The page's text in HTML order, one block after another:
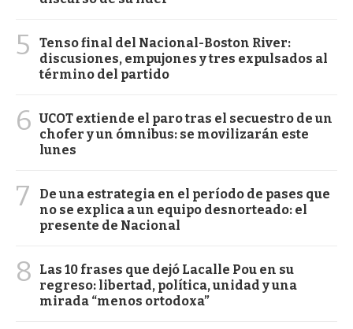
5
Tenso final del Nacional-Boston River:
discusiones, empujones y tres expulsados al
término del partido
6 UCOT extiende el paro tras el secuestro de un
chofer y un ómnibus: se movilizarán este
lunes
7
De una estrategia en el período de pases que
no se explica a un equipo desnorteado: el
presente de Nacional
8
Las 10 frases que dejó Lacalle Pou en su
regreso: libertad, política, unidad y una
mirada “menos ortodoxa”